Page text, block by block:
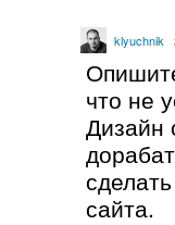
klyuchnik
что не
Дизайн
сайта.